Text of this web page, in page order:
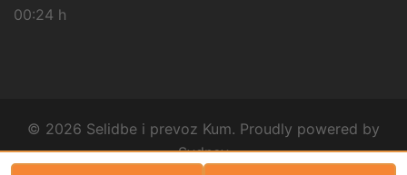
00:24 h
© 2026 Selidbe i prevoz Kum. Proudly powered by
Sydney